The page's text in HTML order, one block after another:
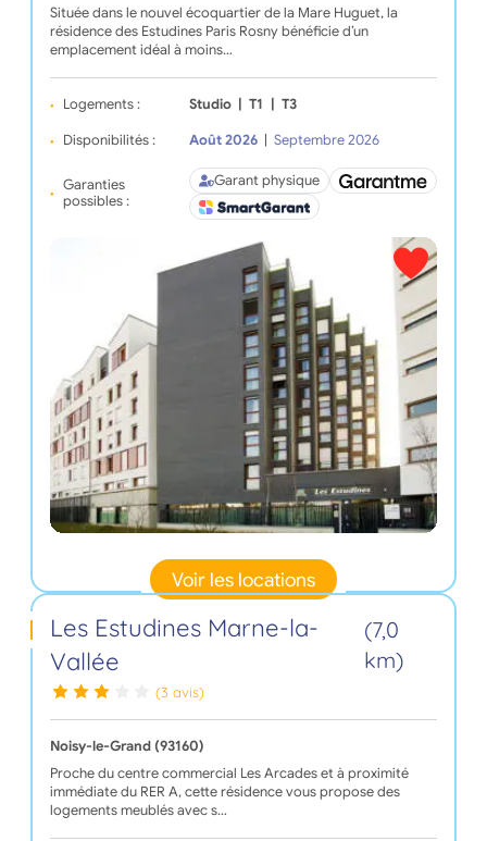
Située dans le nouvel écoquartier de la Mare Huguet, la
résidence des Estudines Paris Rosny bénéficie d’un
emplacement idéal à moins…
Logements : Studio T1 T3
Disponibilités : Août 2026 Septembre 2026
Garanties
possibles :
Garant physique
Voir les locations
Les Estudines Marne-la-
Vallée
(7,0
km)
(3 avis)
Noisy-le-Grand (93160)
Proche du centre commercial Les Arcades et à proximité
immédiate du RER A, cette résidence vous propose des
logements meublés avec s…